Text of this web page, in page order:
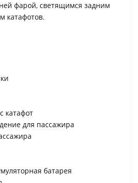
фарой, светящимся задним
катафотов.
катафот
для пассажира
батарея